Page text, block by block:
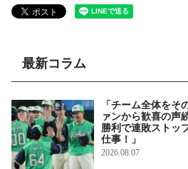
最新コラム
「チーム全体をそ
ァンから歓喜の
勝利で連敗ストッ
仕事！」
2026.08.07